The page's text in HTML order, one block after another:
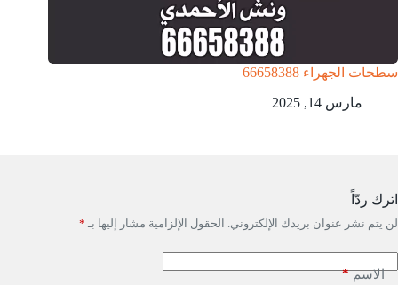
سطحات الجهراء 66658388
مارس 14, 2025
اترك ردّاً
لن يتم نشر عنوان بريدك الإلكتروني. الحقول الإلزامية مشار إليها بـ *
الاسم*